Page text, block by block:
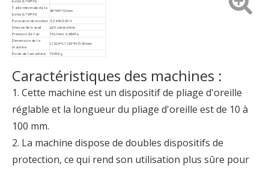
Taille minimale de la
boîte (L*W*H)
80*65*10mm
Puissance du moteur 3,2 kW/220 V
Vitesse de travail
≤20 pièces/min
Pression de l'air
10L/min 0,6MPa
Dimension de la
machine
L1220*L1120*H3100mm
Poids de la machine
1000kg
Caractéristiques des machines :
1. Cette machine est un dispositif de pliage d'oreille
réglable et la longueur du pliage d'oreille est de 10 à
100 mm.
2. La machine dispose de doubles dispositifs de
protection, ce qui rend son utilisation plus sûre pour